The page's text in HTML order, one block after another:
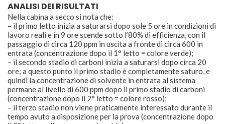
ANALISI DEI RISULTATI
Nella cabina a secco si nota che:
– il primo letto inizia a saturarsi dopo sole 5 ore in condizioni di
lavoro reali e in 9 ore scende sotto l’80% di efficienza, con il
passaggio di circa 120 ppm in uscita a fronte di circa 600 in
entrata (concentrazione dopo il 1° letto = colore verde);
– il secondo stadio di carboni inizia a saturarsi dopo circa 20
ore; a questo punto il primo stadio è completamente saturo, e
quindi la concentrazione di solvente in entrata al sistema
permane al livello di 600 ppm dopo il primo stadio di carboni
(concentrazione dopo il 2° letto = colore rosso);
– il terzo stadio non viene praticamente interessato durante il
tempo avuto a disposizione per la prova (concentrazione dopo